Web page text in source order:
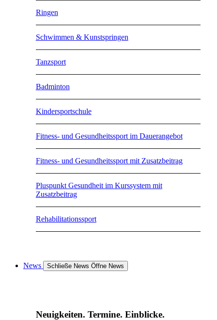
Ringen
Schwimmen & Kunstspringen
Tanzsport
Badminton
Kindersportschule
Fitness- und Gesundheitssport im Dauerangebot
Fitness- und Gesundheitssport mit Zusatzbeitrag
Pluspunkt Gesundheit im Kurssystem mit
Zusatzbeitrag
Rehabilitationssport
News Schließe News Öffne News
Neuigkeiten. Termine. Einblicke.